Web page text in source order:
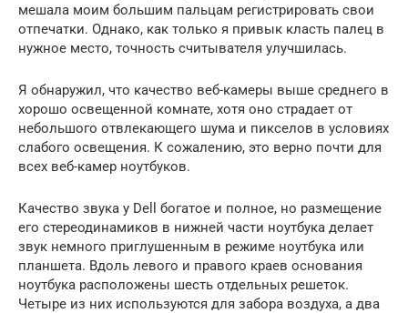
мешала моим большим пальцам регистрировать свои
отпечатки. Однако, как только я привык класть палец в
нужное место, точность считывателя улучшилась.
Я обнаружил, что качество веб-камеры выше среднего в
хорошо освещенной комнате, хотя оно страдает от
небольшого отвлекающего шума и пикселов в условиях
слабого освещения. К сожалению, это верно почти для
всех веб-камер ноутбуков.
Качество звука у Dell богатое и полное, но размещение
его стереодинамиков в нижней части ноутбука делает
звук немного приглушенным в режиме ноутбука или
планшета. Вдоль левого и правого краев основания
ноутбука расположены шесть отдельных решеток.
Четыре из них используются для забора воздуха, а два